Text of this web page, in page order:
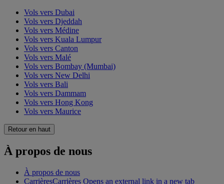
Vols vers Dubai
Vols vers Djeddah
Vols vers Médine
Vols vers Kuala Lumpur
Vols vers Canton
Vols vers Malé
Vols vers Bombay (Mumbai)
Vols vers New Delhi
Vols vers Bali
Vols vers Dammam
Vols vers Hong Kong
Vols vers Maurice
Retour en haut
À propos de nous
À propos de nous
CarrièresCarrières Opens an external link in a new tab